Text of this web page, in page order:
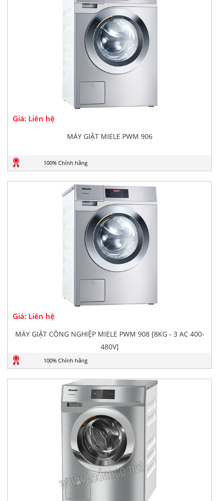
Giá: Liên hệ
MÁY GIẶT MIELE PWM 906
100% Chính hãng
Giá: Liên hệ
MÁY GIẶT CÔNG NGHIỆP MIELE PWM 908 [8KG - 3 AC 400-
480V]
100% Chính hãng